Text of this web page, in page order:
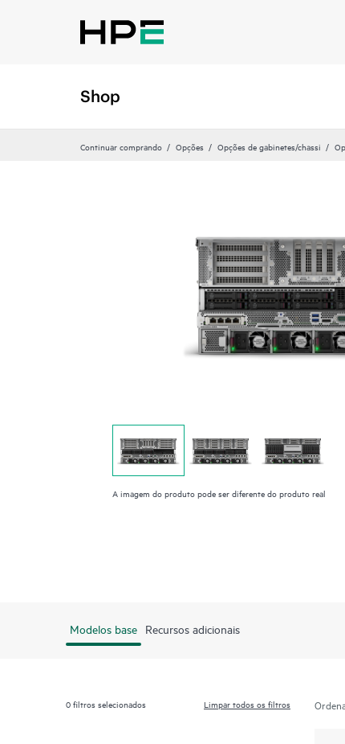
Shop
Continuar comprando Opções Opções de gabinetes/chassi
A imagem do produto pode ser diferente do produto real
Modelos base Recursos adicionais
0filtros selecionados Limpar todos os filtros